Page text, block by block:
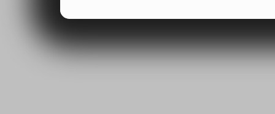
jejich používání.